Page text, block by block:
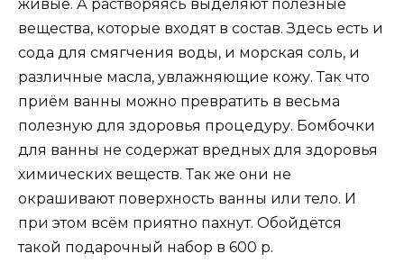
живые. А растворяясь выделяют полезные
вещества, которые входят в состав. Здесь есть и
сода для смягчения воды, и морская соль, и
различные масла, увлажняющие кожу. Так что
приём ванны можно превратить в весьма
полезную для здоровья процедуру. Бомбочки
для ванны не содержат вредных для здоровья
химических веществ. Так же они не
окрашивают поверхность ванны или тело. И
при этом всём приятно пахнут. Обойдётся
такой подарочный набор в 600 р.